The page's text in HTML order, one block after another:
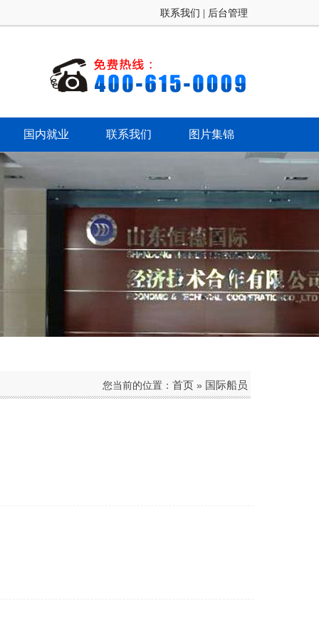
联系我们 后台管理
国内就业 联系我们 图片集锦
您当前的位置： 首页 » 国际船员